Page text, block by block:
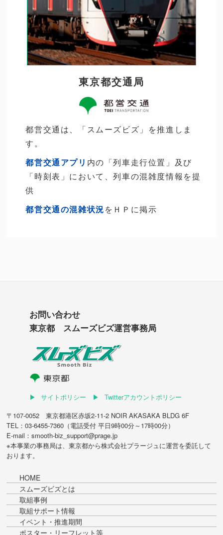
東京都交通局
都営交通は、「スムーズビズ」を推進しま
す。
都営交通アプリ 内の「列車走行位置」及び
「時刻表」において、列車の混雑度情報を提
供
都営交通の混雑状況をＨＰに掲示
お問い合わせ
東京都 スムーズビズ運営事務局
サイトポリシー
Twitterアカウントポリシー
〒107-0052 東京都港区赤坂2-11-2 NOIR AKASAKA BLDG 6F
TEL：03-6455-7360（電話受付 平日9時00分～17時00分）
E-mail：smooth-biz_support@prage.jp
※本事業の事務局は、東京都から株式会社プラージュに運営を委託して
おります。
HOME
スムーズビズとは
取組事例
取組サポート情報
イベント・推進期間
ポスター・リーフレット等